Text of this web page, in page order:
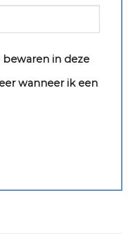
bewaren in deze
wanneer ik een